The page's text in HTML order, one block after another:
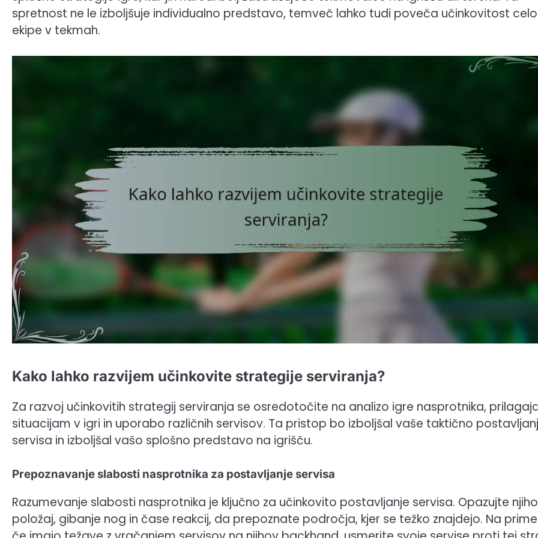
spretnost ne le izboljšuje individualno predstavo, temveč lahko tudi poveča učinkovitost
ekipe v tekmah.
Kako lahko razvijem učinkovite strategije serviranja?
Za razvoj učinkovitih strategij serviranja se osredotočite na analizo igre nasprotnika,
situacijam v igri in uporabo različnih servisov. Ta pristop bo izboljšal vaše taktično
servisa in izboljšal vašo splošno predstavo na igrišču.
Prepoznavanje slabosti nasprotnika za postavljanje servisa
Razumevanje slabosti nasprotnika je ključno za učinkovito postavljanje servisa. Opazujte
položaj, gibanje nog in čase reakcij, da prepoznate področja, kjer se težko znajdejo. Na